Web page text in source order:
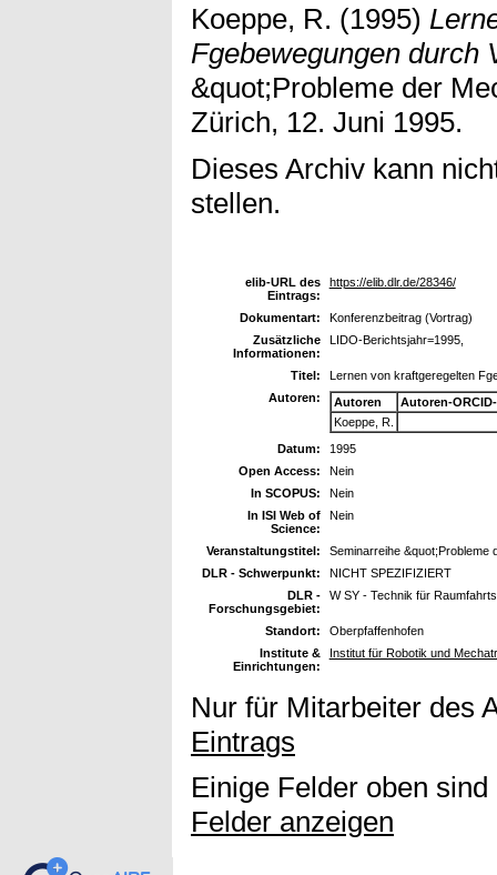
Koeppe, R. (1995)
Fgebewegungen durch
&quot;Probleme der
Zürich, 12. Juni 1995.
Dieses Archiv kann
stellen.
elib-URL des
Eintrags:
https://elib.dlr.de/28346/
Dokumentart:
Konferenzbeitrag (Vortrag)
Zusätzliche
Informationen:
LIDO-Berichtsjahr=1995,
Titel:
Lernen von kraftgeregelten
Autoren:
Autoren
Autoren-
Koeppe, R.
Datum:
1995
Open Access:
Nein
In SCOPUS:
Nein
In ISI Web of
Science:
Nein
Veranstaltungstitel:
Seminarreihe &quot;Probleme
DLR - Schwerpunkt:
NICHT SPEZIFIZIERT
DLR -
Forschungsgebiet:
W SY - Technik für
Standort:
Oberpfaffenhofen
Institute &
Einrichtungen:
Institut für Robotik und
Nur für Mitarbeiter des
Eintrags
Einige Felder oben
Felder anzeigen